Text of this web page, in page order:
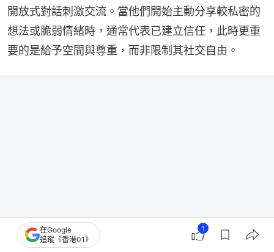
開放式對話刺激交流。當他們開始主動分享較私密的
想法或脆弱情緒時，通常代表已建立信任，此時更重
要的是給予空間與尊重，而非限制其社交自由。
你的溫柔對象可能是控制狂？心理學揭隱性操控4特
在Google
追蹤《香港01》
1